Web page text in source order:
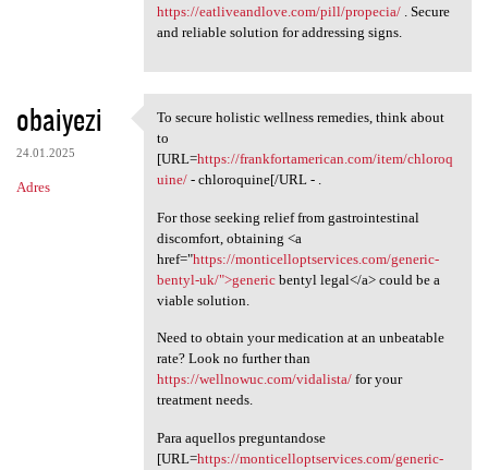
https://eatliveandlove.com/pill/propecia/. Secure
and reliable solution for addressing signs.
obaiyezi
24.01.2025
Adres
To secure holistic wellness
To secure holistic wellness remedies, think about
to
[URL=https://frankfortamerican.com/item/chloroq
uine/- chloroquine[/URL - .
For those seeking relief from gastrointestinal
discomfort, obtaining <a
href="https://monticelloptservices.com/generic-
bentyl-uk/">genericbentyl legal</a> could be a
viable solution.
Need to obtain your medication at an unbeatable
rate? Look no further than
https://wellnowuc.com/vidalista/for your
treatment needs.
Para aquellos preguntandose
[URL=https://monticelloptservices.com/generic-